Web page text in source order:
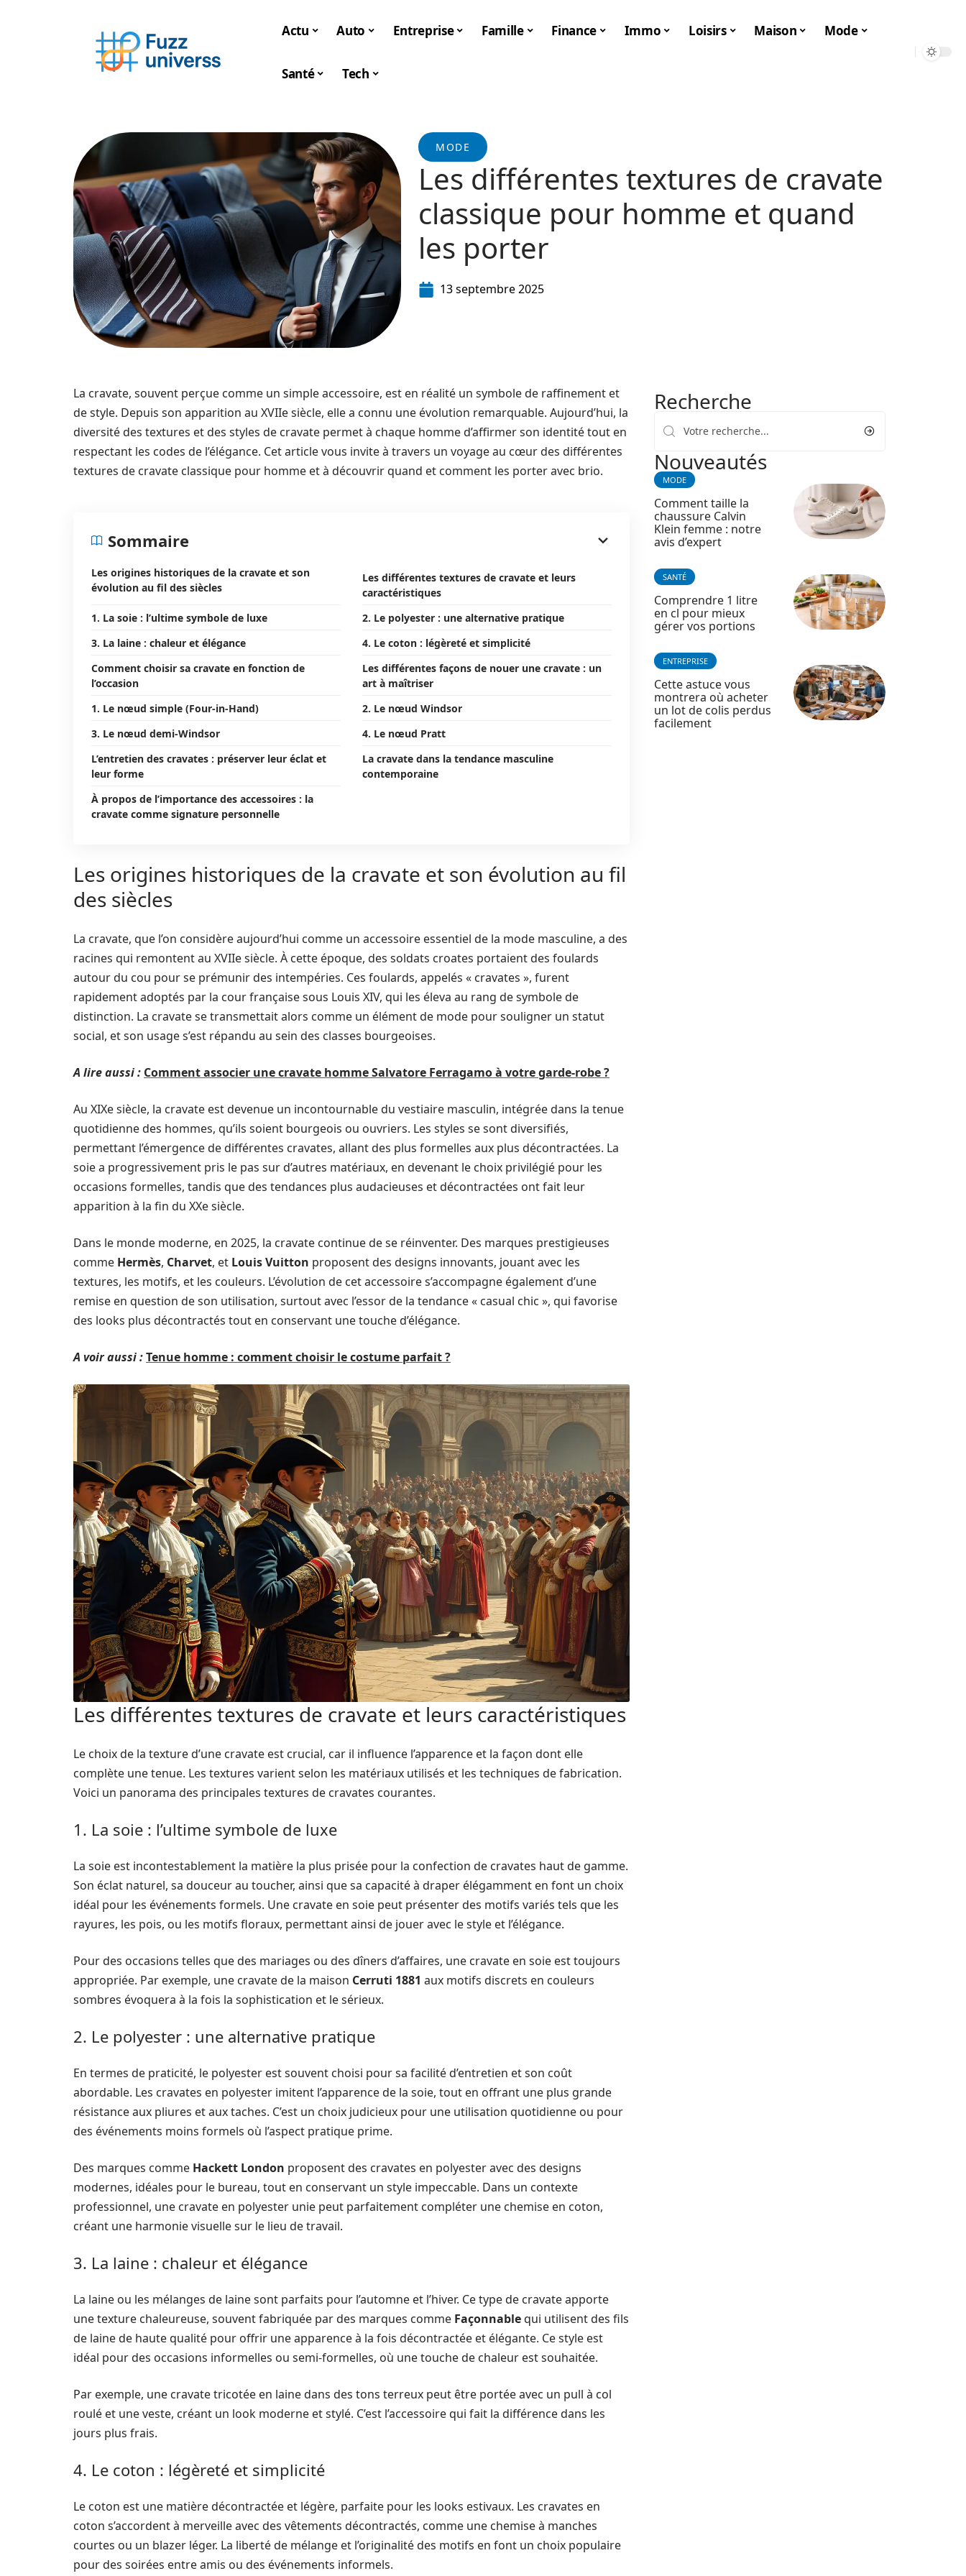
Actu Auto Entreprise Famille Finance Immo Loisirs Maison Mode
Santé Tech
MODE
Les différentes textures de cravate
classique pour homme et quand
les porter
13 septembre 2025
La cravate, souvent perçue comme un simple accessoire, est en réalité un symbole de raffinement et
de style. Depuis son apparition au XVIIe siècle, elle a connu une évolution remarquable. Aujourd’hui, la
diversité des textures et des styles de cravate permet à chaque homme d’affirmer son identité tout en
respectant les codes de l’élégance. Cet article vous invite à travers un voyage au cœur des différentes
textures de cravate classique pour homme et à découvrir quand et comment les porter avec brio.
Sommaire
Les origines historiques de la cravate et son
évolution au fil des siècles
Les différentes textures de cravate et leurs
caractéristiques
1. La soie : l’ultime symbole de luxe
2. Le polyester : une alternative pratique
3. La laine : chaleur et élégance
4. Le coton : légèreté et simplicité
Comment choisir sa cravate en fonction de
l’occasion
Les différentes façons de nouer une cravate : un
art à maîtriser
1. Le nœud simple (Four-in-Hand)
2. Le nœud Windsor
3. Le nœud demi-Windsor
4. Le nœud Pratt
L’entretien des cravates : préserver leur éclat et
leur forme
La cravate dans la tendance masculine
contemporaine
À propos de l’importance des accessoires : la
cravate comme signature personnelle
Les origines historiques de la cravate et son évolution au fil
des siècles
La cravate, que l’on considère aujourd’hui comme un accessoire essentiel de la mode masculine, a des
racines qui remontent au XVIIe siècle. À cette époque, des soldats croates portaient des foulards
autour du cou pour se prémunir des intempéries. Ces foulards, appelés « cravates », furent
rapidement adoptés par la cour française sous Louis XIV, qui les éleva au rang de symbole de
distinction. La cravate se transmettait alors comme un élément de mode pour souligner un statut
social, et son usage s’est répandu au sein des classes bourgeoises.
A lire aussi : Comment associer une cravate homme Salvatore Ferragamo à votre garde-robe ?
Au XIXe siècle, la cravate est devenue un incontournable du vestiaire masculin, intégrée dans la tenue
quotidienne des hommes, qu’ils soient bourgeois ou ouvriers. Les styles se sont diversifiés,
permettant l’émergence de différentes cravates, allant des plus formelles aux plus décontractées. La
soie a progressivement pris le pas sur d’autres matériaux, en devenant le choix privilégié pour les
occasions formelles, tandis que des tendances plus audacieuses et décontractées ont fait leur
apparition à la fin du XXe siècle.
Dans le monde moderne, en 2025, la cravate continue de se réinventer. Des marques prestigieuses
comme Hermès, Charvet, et Louis Vuitton proposent des designs innovants, jouant avec les
textures, les motifs, et les couleurs. L’évolution de cet accessoire s’accompagne également d’une
remise en question de son utilisation, surtout avec l’essor de la tendance « casual chic », qui favorise
des looks plus décontractés tout en conservant une touche d’élégance.
A voir aussi :Tenue homme : comment choisir le costume parfait ?
Les différentes textures de cravate et leurs caractéristiques
Le choix de la texture d’une cravate est crucial, car il influence l’apparence et la façon dont elle
complète une tenue. Les textures varient selon les matériaux utilisés et les techniques de fabrication.
Voici un panorama des principales textures de cravates courantes.
1. La soie : l’ultime symbole de luxe
La soie est incontestablement la matière la plus prisée pour la confection de cravates haut de gamme.
Son éclat naturel, sa douceur au toucher, ainsi que sa capacité à draper élégamment en font un choix
idéal pour les événements formels. Une cravate en soie peut présenter des motifs variés tels que les
rayures, les pois, ou les motifs floraux, permettant ainsi de jouer avec le style et l’élégance.
Pour des occasions telles que des mariages ou des dîners d’affaires, une cravate en soie est toujours
appropriée. Par exemple, une cravate de la maison Cerruti 1881 aux motifs discrets en couleurs
sombres évoquera à la fois la sophistication et le sérieux.
2. Le polyester : une alternative pratique
En termes de praticité, le polyester est souvent choisi pour sa facilité d’entretien et son coût
abordable. Les cravates en polyester imitent l’apparence de la soie, tout en offrant une plus grande
résistance aux pliures et aux taches. C’est un choix judicieux pour une utilisation quotidienne ou pour
des événements moins formels où l’aspect pratique prime.
Des marques comme Hackett London proposent des cravates en polyester avec des designs
modernes, idéales pour le bureau, tout en conservant un style impeccable. Dans un contexte
professionnel, une cravate en polyester unie peut parfaitement compléter une chemise en coton,
créant une harmonie visuelle sur le lieu de travail.
3. La laine : chaleur et élégance
La laine ou les mélanges de laine sont parfaits pour l’automne et l’hiver. Ce type de cravate apporte
une texture chaleureuse, souvent fabriquée par des marques comme Façonnablequi utilisent des fils
de laine de haute qualité pour offrir une apparence à la fois décontractée et élégante. Ce style est
idéal pour des occasions informelles ou semi-formelles, où une touche de chaleur est souhaitée.
Par exemple, une cravate tricotée en laine dans des tons terreux peut être portée avec un pull à col
roulé et une veste, créant un look moderne et stylé. C’est l’accessoire qui fait la différence dans les
jours plus frais.
4. Le coton : légèreté et simplicité
Le coton est une matière décontractée et légère, parfaite pour les looks estivaux. Les cravates en
coton s’accordent à merveille avec des vêtements décontractés, comme une chemise à manches
courtes ou un blazer léger. La liberté de mélange et l’originalité des motifs en font un choix populaire
pour des soirées entre amis ou des événements informels.
Recherche
Nouveautés
MODE
Comment taille la
chaussure Calvin
Klein femme : notre
avis d’expert
SANTÉ
Comprendre 1 litre
en cl pour mieux
gérer vos portions
ENTREPRISE
Cette astuce vous
montrera où acheter
un lot de colis perdus
facilement